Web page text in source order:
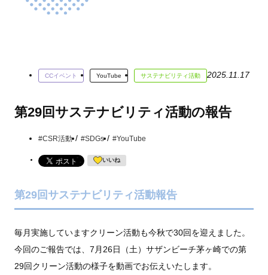
CCイベント YouTube サステナビリティ活動 2025.11.17
第29回サステナビリティ活動の報告
#CSR活動 #SDGs #YouTube
第29回サステナビリティ活動報告
毎月実施していますクリーン活動も今秋で30回を迎えました。
今回のご報告では、7月26日（土）サザンビーチ茅ヶ崎での第
29回クリーン活動の様子を動画でお伝えいたします。